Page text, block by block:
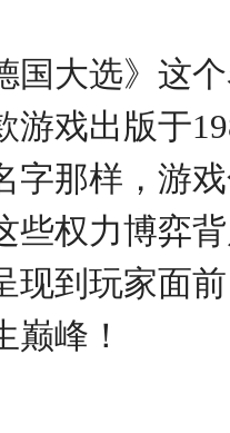
国大选》这
游戏出版于
字那样，游
些权力博弈
现到玩家面
巅峰！